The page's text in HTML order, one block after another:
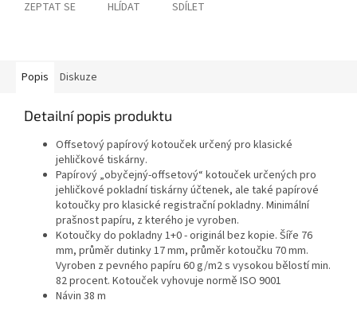
ZEPTAT SE HLÍDAT SDÍLET
Popis Diskuze
Detailní popis produktu
Offsetový papírový kotouček určený pro klasické
jehličkové tiskárny.
Papírový „obyčejný-offsetový“ kotouček určených pro
jehličkové pokladní tiskárny účtenek, ale také papírové
kotoučky pro klasické registrační pokladny. Minimální
prašnost papíru, z kterého je vyroben.
Kotoučky do pokladny 1+0 - originál bez kopie. Šíře 76
mm, průměr dutinky 17 mm, průměr kotoučku 70 mm.
Vyroben z pevného papíru 60 g/m2 s vysokou bělostí min.
82 procent. Kotouček vyhovuje normě ISO 9001
Návin 38 m